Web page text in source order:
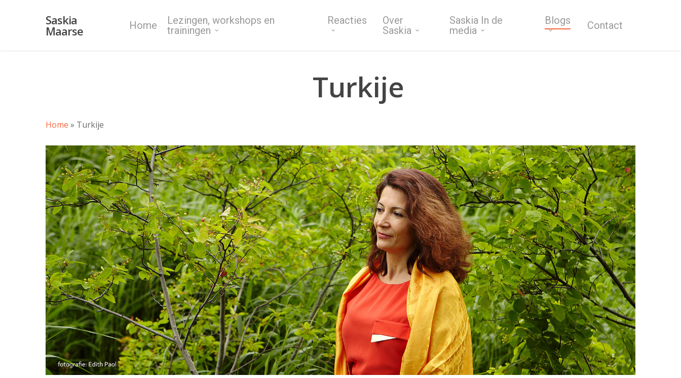
Saskia
Maarse Home
Lezingen, workshops en
trainingen
Reacties
Over
Saskia
Saskia In de
media
Blogs Contact
Turkije
Home » Turkije